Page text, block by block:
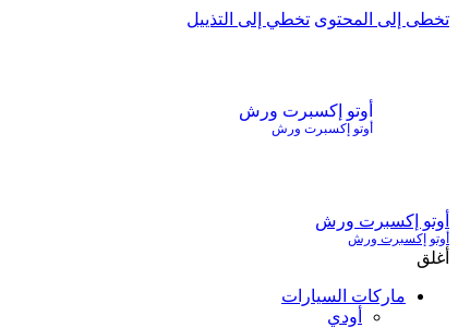
تخطى إلى المحتوى تخطي إلى التذييل
أوتو إكسبرت ورش
أوتو إكسبرت ورش
أوتو إكسبرت ورش
أوتو إكسبرت ورش
أغلق
ماركات السيارات
أودي